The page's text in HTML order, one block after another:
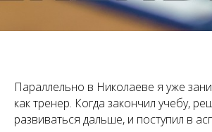
Параллельно в Николаеве я уже
как тренер. Когда закончил учебу,
развиваться дальше, и поступил в